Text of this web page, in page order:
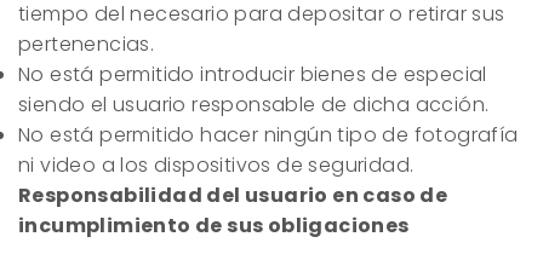
tiempo del necesario para depositar o retirar sus
pertenencias.
No está permitido introducir bienes de especial
siendo el usuario responsable de dicha acción.
No está permitido hacer ningún tipo de fotografía
ni video a los dispositivos de seguridad.
Responsabilidad del usuario en caso de
incumplimiento de sus obligaciones